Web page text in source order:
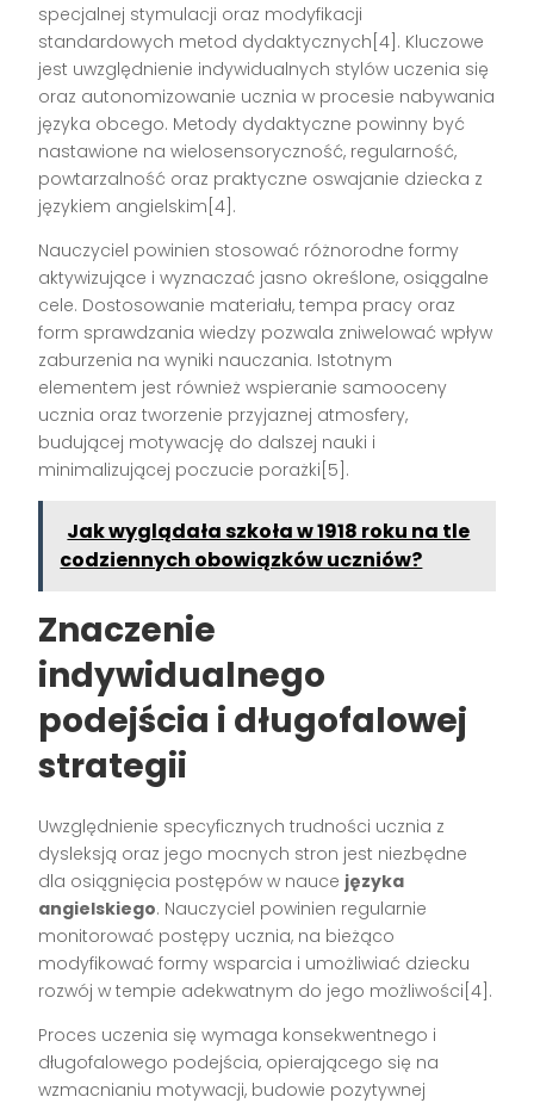
specjalnej stymulacji oraz modyfikacji
standardowych metod dydaktycznych[4]. Kluczowe
jest uwzględnienie indywidualnych stylów uczenia się
oraz autonomizowanie ucznia w procesie nabywania
języka obcego. Metody dydaktyczne powinny być
nastawione na wielosensoryczność, regularność,
powtarzalność oraz praktyczne oswajanie dziecka z
językiem angielskim[4].
Nauczyciel powinien stosować różnorodne formy
aktywizujące i wyznaczać jasno określone, osiągalne
cele. Dostosowanie materiału, tempa pracy oraz
form sprawdzania wiedzy pozwala zniwelować wpływ
zaburzenia na wyniki nauczania. Istotnym
elementem jest również wspieranie samooceny
ucznia oraz tworzenie przyjaznej atmosfery,
budującej motywację do dalszej nauki i
minimalizującej poczucie porażki[5].
Jak wyglądała szkoła w 1918 roku na tle
codziennych obowiązków uczniów?
Znaczenie
indywidualnego
podejścia i długofalowej
strategii
Uwzględnienie specyficznych trudności ucznia z
dysleksją oraz jego mocnych stron jest niezbędne
dla osiągnięcia postępów w nauce języka
angielskiego. Nauczyciel powinien regularnie
monitorować postępy ucznia, na bieżąco
modyfikować formy wsparcia i umożliwiać dziecku
rozwój w tempie adekwatnym do jego możliwości[4].
Proces uczenia się wymaga konsekwentnego i
długofalowego podejścia, opierającego się na
wzmacnianiu motywacji, budowie pozytywnej